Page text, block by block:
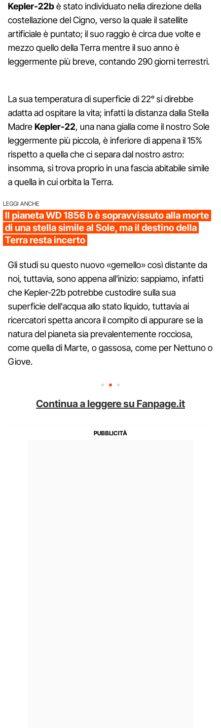
Kepler-22bè stato individuato nella direzione della
costellazione del Cigno, verso la quale il satellite
artificiale è puntato; il suo raggio è circa due volte e
mezzo quello della Terra mentre il suo anno è
leggermente più breve, contando 290 giorni terrestri.
La sua temperatura di superficie di 22° si direbbe
adatta ad ospitare la vita; infatti la distanza dalla Stella
MadreKepler-22, una nana gialla come il nostro Sole
leggermente più piccola, è inferiore di appena il 15%
rispetto a quella che ci separa dal nostro astro:
insomma, si trova proprio in una fascia abitabile simile
a quella in cui orbita la Terra.
LEGGI ANCHE
Il pianeta WD 1856 b è sopravvissuto alla morte
di una stella simile al Sole, ma il destino della
Terra resta incerto
Gli studi su questo nuovo «gemello» così distante da
noi, tuttavia, sono appena all'inizio: sappiamo, infatti
che Kepler-22b potrebbe custodire sulla sua
superficie dell'acqua allo stato liquido, tuttavia ai
ricercatori spetta ancora il compito di appurare se la
natura del pianeta sia prevalentemente rocciosa,
come quella di Marte, o gassosa, come per Nettuno o
Giove.
Continua a leggere su Fanpage.it